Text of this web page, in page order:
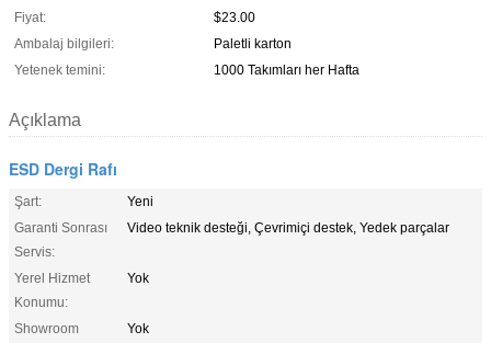
Fiyat:
$23.00
Ambalaj bilgileri:
Paletli karton
Yetenek temini:
1000 Takımları her Hafta
Açıklama
ESD Dergi Rafı
Şart:
Yeni
Garanti Sonrası
Servis:
Video teknik desteği, Çevrimiçi destek, Yedek parçalar
Yerel Hizmet
Konumu:
Yok
Showroom
Yok